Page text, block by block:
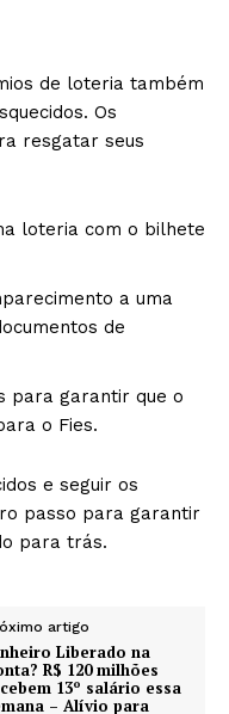
de loteria também
Os
resgatar seus
loteria com o bilhete
a uma
de
para garantir que o
o Fies.
e seguir os
passo para garantir
para trás.
artigo
Liberado na
R$ 120 milhões
13º salário essa
– Alívio para